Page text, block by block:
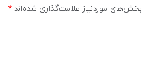
بخش‌های موردنیاز علامت‌گذاری شده‌اند*